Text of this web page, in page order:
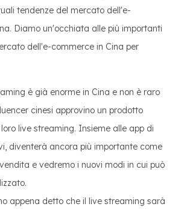
tendenze del mercato dell'e-
Diamo un'occhiata alle più importanti
dell'e-commerce in Cina per
è già enorme in Cina e non è raro
cinesi approvino un prodotto
live streaming. Insieme alle app di
diventerà ancora più importante come
e vedremo i nuovi modi in cui può
appena detto che il live streaming sarà